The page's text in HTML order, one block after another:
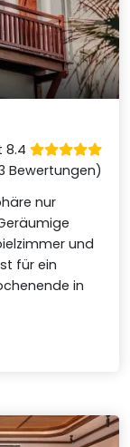
8.4
Bewertungen)
nur
und
für ein
in